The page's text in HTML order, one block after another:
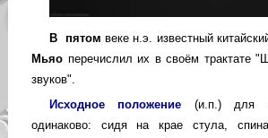
В пятом веке н.э. известный
Мьяо перечислил их в своём трактате
звуков".
Исходное положение (и.п.) для
одинаково: сидя на крае стула,